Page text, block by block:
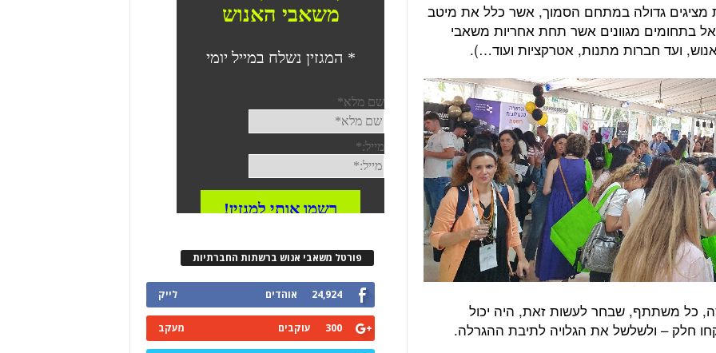
מציגים גדולה במתחם הסמוך, אשר כלל את מיטב
בתחומים מגוונים אשר תחת אחריות משאבי
ועד חברות מתנות, אטרקציות ועוד…).
כל משתתף, שבחר לעשות זאת, היה יכול
פורטל משאבי אנוש ברשתות החברתיות
24,924 אוהדים לייק
300 עוקבים מעקב